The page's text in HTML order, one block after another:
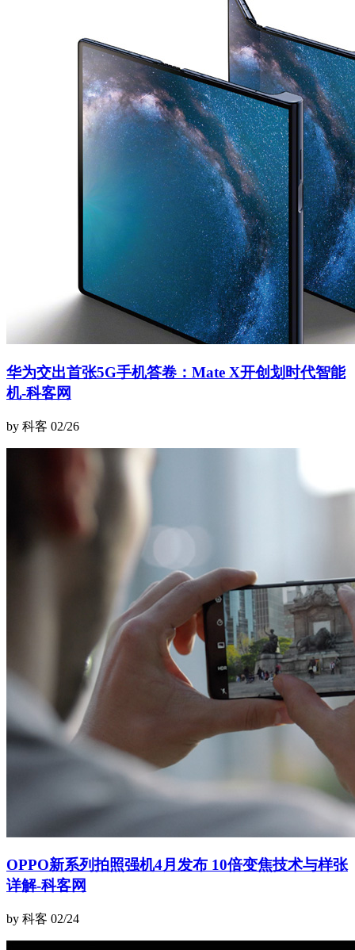
华为交出首张5G手机答卷：Mate X开创划时代智能
机-科客网
by 科客 02/26
OPPO新系列拍照强机4月发布 10倍变焦技术与样张
详解-科客网
by 科客 02/24